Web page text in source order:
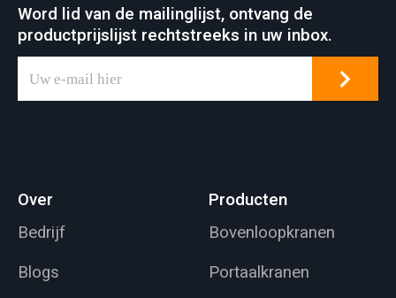
Word lid van de mailinglijst, ontvang de
productprijslijst rechtstreeks in uw inbox.
Over
Bedrijf
Blogs
Producten
Bovenloopkranen
Portaalkranen